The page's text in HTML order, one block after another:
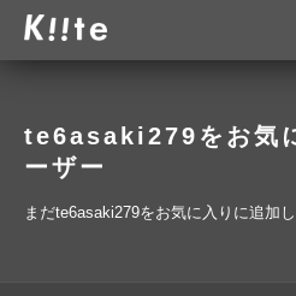
te6asaki279をお気
ーザー
まだte6asaki279をお気に入りに追加